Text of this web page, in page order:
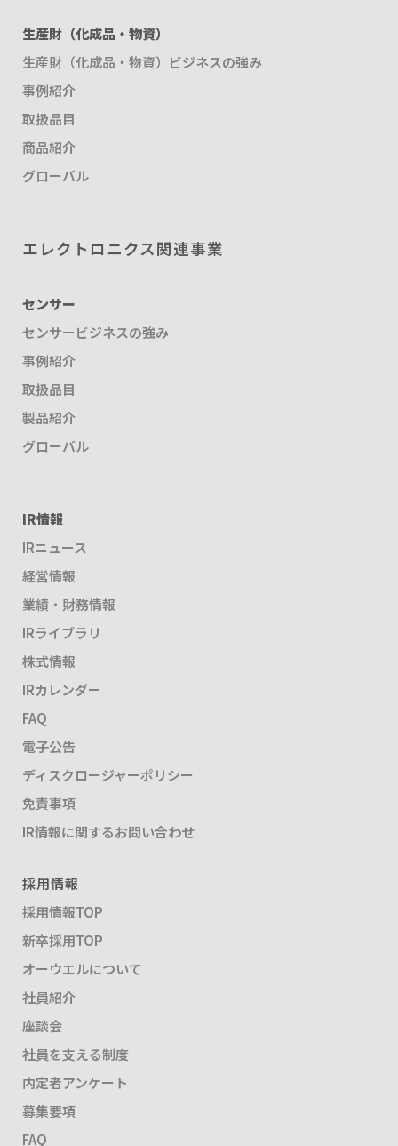
生産財（化成品・物資）
生産財（化成品・物資）ビジネスの強み
事例紹介
取扱品目
商品紹介
グローバル
エレクトロニクス関連事業
センサー
センサービジネスの強み
事例紹介
取扱品目
製品紹介
グローバル
IR情報
IRニュース
経営情報
業績・財務情報
IRライブラリ
株式情報
IRカレンダー
FAQ
電子公告
ディスクロージャーポリシー
免責事項
IR情報に関するお問い合わせ
採用情報
採用情報TOP
新卒採用TOP
オーウエルについて
社員紹介
座談会
社員を支える制度
内定者アンケート
募集要項
FAQ